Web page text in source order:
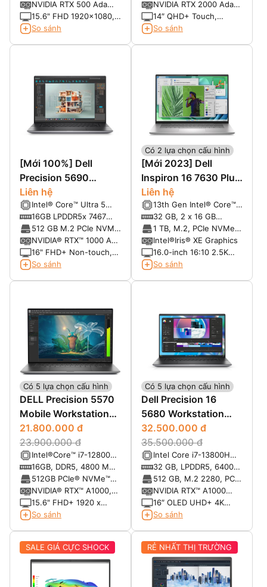
18 threads, up to 4.6
GHz, 45W)
PCIe NVMe, SSD, Class
35
NVIDIA RTX 500 Ada
Generation, 4 GB
GDDR6
15.6" FHD 1920x1080,
60Hz, 250 nits, Non-
So sánh
cores, 22 threads, up
to 5.0 GHz, 45W)
(onboard)
Gen 4 2280 SSD, Class
40
NVIDIA RTX 2000 Ada
8GB GDDR6
14″ QHD+ Touch,
2560x1600, 60Hz, 500
So sánh
[Mới 100%] Dell
Precision 5690
Workstation (2024)
Liên hệ
Intel® Core™ Ultra 5
135H vPro® Enterprise
(18 MB cache, 14 cores,
18 threads, up to 4.6
GHz, 45W)
16GB LPDDR5x 7467
MT/s
512 GB M.2 PCIe NVMe
Gen 4 2280 SSD, Class
40
NVIDIA® RTX™ 1000 Ada
6GB GDDR6
16" FHD+ Non-touch,
1920 x 1200, 60Hz, 500
So sánh
Có 2 lựa chọn cấu hình
[Mới 2023] Dell
Inspiron 16 7630 Plus
(2023)
Liên hệ
13th Gen Intel® Core™
i7-13700H (24 MB
cache, 14 cores, 20
threads, up to 5.00
GHz Turbo)
32 GB, 2 x 16 GB
onmain , DDR5 , 4800
MT/s
1 TB, M.2, PCIe NVMe,
SSD
Intel®Iris® XE Graphics
16.0-inch 16:10 2.5K
(2560x1600) Anti-Glare
So sánh
Có 5 lựa chọn cấu hình
DELL Precision 5570
Mobile Workstation
(2022)
21.800.000 đ
23.900.000 đ
Intel®Core™ i7-12800H
vPro Essentials (24 MB
cache, 14 cores, 20
threads, 2.40 GHz to
4.80 GHz, 45W)
16GB, DDR5, 4800 MHz
(Max 64GB)
512GB PCIe® NVMe™
M.2 SSD, M.2 2280,
Gen 4 PCIe x4 NVMe
NVIDIA® RTX™ A1000,
4GB DDR6
15.6" FHD+ 1920 x
1200, 60Hz, 500 nits,
Low BL w/ IR Cam
So sánh
Có 5 lựa chọn cấu hình
Dell Precision 16
5680 Workstation
(2023)
32.500.000 đ
35.500.000 đ
Intel Core i7-13800H
(14 cores, 20 threads,
Upto 5.2GHz, 24MB
cache)
32 GB, LPDDR5, 6400
MT/s, integrated, dual-
channel
512 GB, M.2 2280, PCIe
NVMe Gen 4, SSD,
Class 40
NVIDIA RTX™ A1000
laptop, 6GB DDR6
16″ OLED UHD+ 4K
(3840*2400), 60 Hz,
AdobeRGB, 99% DCIP3,
400 Nits
So sánh
SALE GIÁ CỰC SHOCK RẺ NHẤT THỊ TRƯỜNG